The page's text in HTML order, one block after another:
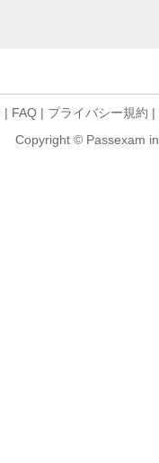
| FAQ | プライバシー規約 |
Copyright © Passexam